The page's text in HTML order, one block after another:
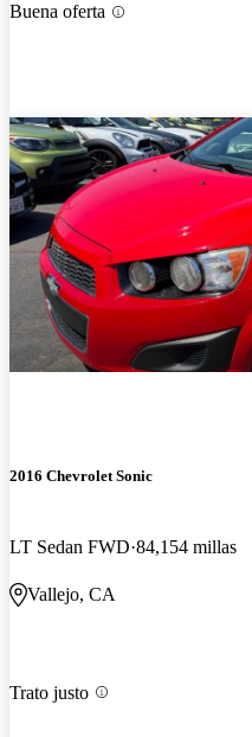
Buena oferta
2016 Chevrolet Sonic
LT Sedan FWD 84,154 millas
Vallejo, CA
Trato justo